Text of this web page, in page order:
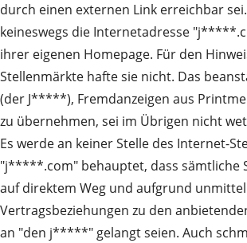
durch einen externen Link erreichbar
keineswegs die Internetadresse
ihrer eigenen Homepage. Für den
Stellenmärkte hafte sie nicht. Das
(der J*****), Fremdanzeigen aus
zu übernehmen, sei im Übrigen nicht
Es werde an keiner Stelle des Internet-
"j*****.com" behauptet, dass sämtliche
auf direktem Weg und aufgrund
Vertragsbeziehungen zu den
an "den j*****" gelangt seien. Auch